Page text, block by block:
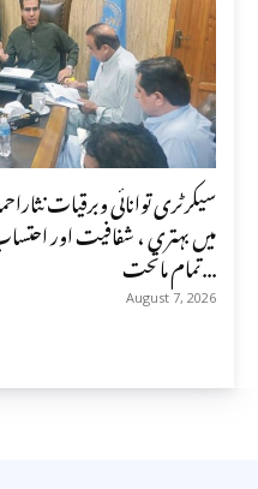
سیکرٹری توانائی وبرقیات
میں بہتری ، شفافیت اور
تمام ماتحت...
August 7, 2026